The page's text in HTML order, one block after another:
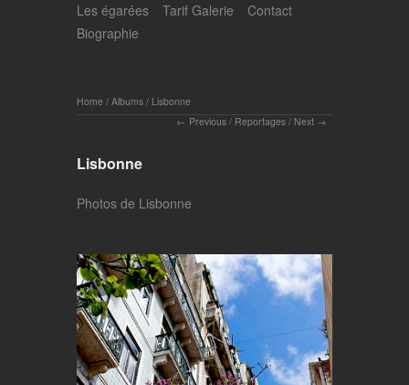
Les égarées
Tarif Galerie
Contact
Biographie
Home / Albums / Lisbonne
Previous / Reportages / Next
Lisbonne
Photos de Lisbonne